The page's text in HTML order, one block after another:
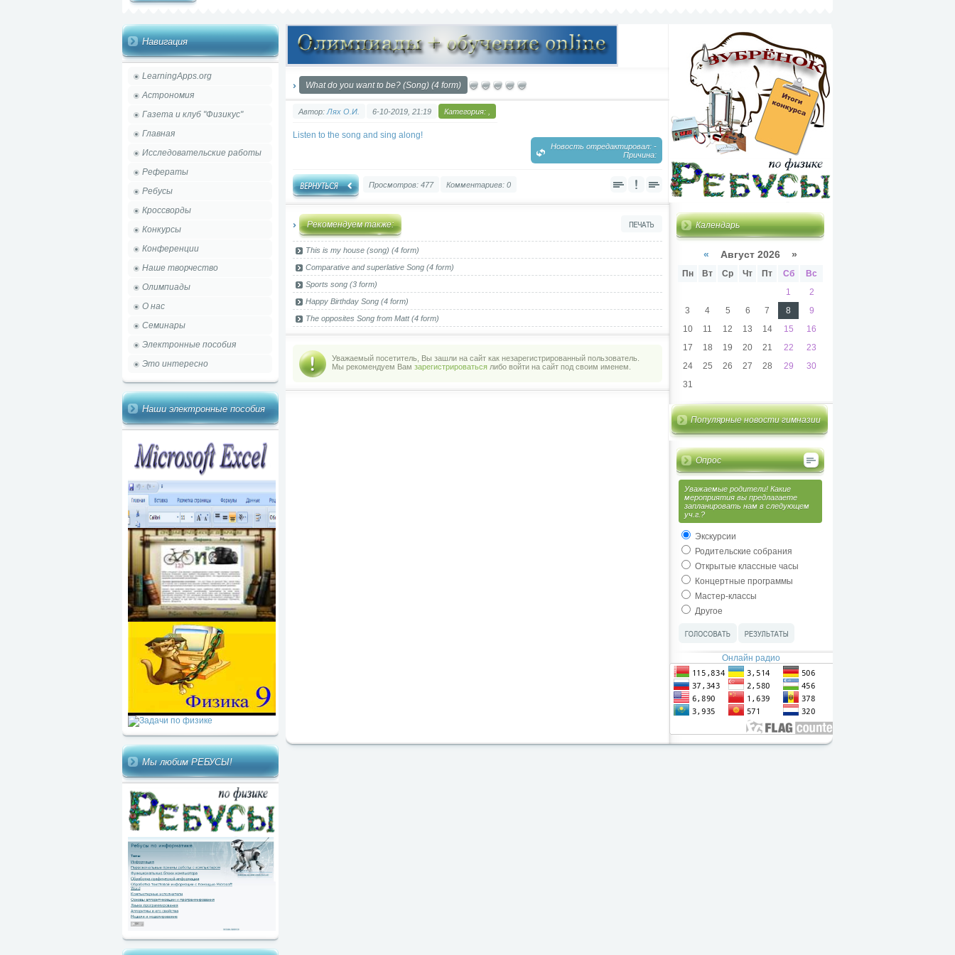
Навигация
LearningApps.org
Астрономия
Газета и клуб "Физикус"
Главная
Исследовательские работы
Рефераты
Ребусы
Кроссворды
Конкурсы
Конференции
Наше творчество
Олимпиады
О нас
Семинары
Электронные пособия
Это интересно
Наши электронные пособия
Мы любим РЕБУСЫ!
What do you want to be? (Song) (4 form)
Автор: Лях О.И. 6-10-2019, 21:19 Категория:
Listen to the song and sing along!
Новость отредактировал: -
Причина:
Просмотров: 477 Комментариев: 0
Рекомендуем также:
This is my house (song) (4 form)
Comparative and superlative Song (4 form)
Sports song (3 form)
Happy Birthday Song (4 form)
The opposites Song from Matt (4 form)
Уважаемый посетитель, Вы зашли на сайт как незарегистрированный пользователь.
Мы рекомендуем Вам зарегистрироваться либо войти на сайт под своим именем.
Календарь
« Август 2026 »
Пн Вт Ср Чт Пт Сб
Вс
1
2
3
4 5 6 7 8
9
10
11 12 13 14 15
16
17
18 19 20 21 22
23
24
25 26 27 28 29
30
31
Популярные новости гимназии
Опрос
Уважаемые родители! Какие
мероприятия вы предлагаете
запланировать нам в следующем
уч.г.?
Экскурсии
Родительские собрания
Открытые классные часы
Концертные программы
Мастер-классы
Другое
Онлайн радио